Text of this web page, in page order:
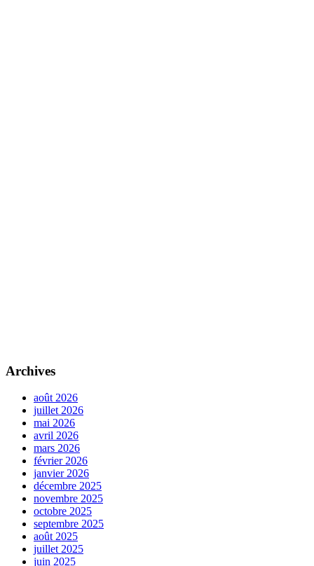
Archives
août 2026
juillet 2026
mai 2026
avril 2026
mars 2026
février 2026
janvier 2026
décembre 2025
novembre 2025
octobre 2025
septembre 2025
août 2025
juillet 2025
juin 2025